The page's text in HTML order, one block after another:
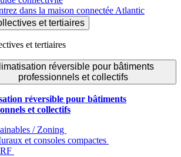
dans la maison connectée Atlantic
et tertiaires
et tertiaires
réversible pour bâtiments
professionnels et collectifs
réversible pour bâtiments
et collectifs
/ Zoning
et consoles compactes